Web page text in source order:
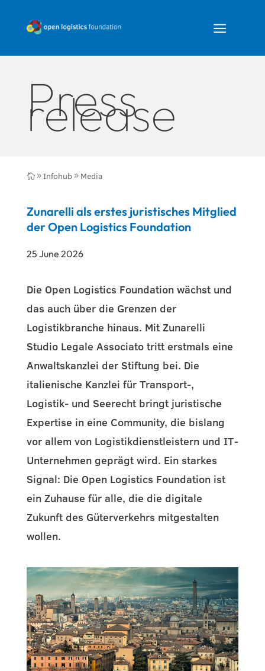
a
Press
release
9 Infohub9 Media
Zunarelli als erstes juristisches Mitglied
der Open Logistics Foundation
25 June 2026
Die Open Logistics Foundation wächst und
das auch über die Grenzen der
Logistikbranche hinaus. Mit Zunarelli
Studio Legale Associato tritt erstmals eine
Anwaltskanzlei der Stiftung bei. Die
italienische Kanzlei für Transport-,
Logistik- und Seerecht bringt juristische
Expertise in eine Community, die bislang
vor allem von Logistikdienstleistern und IT-
Unternehmen geprägt wird. Ein starkes
Signal: Die Open Logistics Foundation ist
ein Zuhause für alle, die die digitale
Zukunft des Güterverkehrs mitgestalten
wollen.